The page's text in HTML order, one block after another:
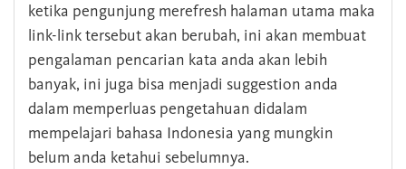
ketika pengunjung merefresh halaman utama maka
link-link tersebut akan berubah, ini akan membuat
pengalaman pencarian kata anda akan lebih
banyak, ini juga bisa menjadi suggestion anda
dalam memperluas pengetahuan didalam
mempelajari bahasa Indonesia yang mungkin
belum anda ketahui sebelumnya.